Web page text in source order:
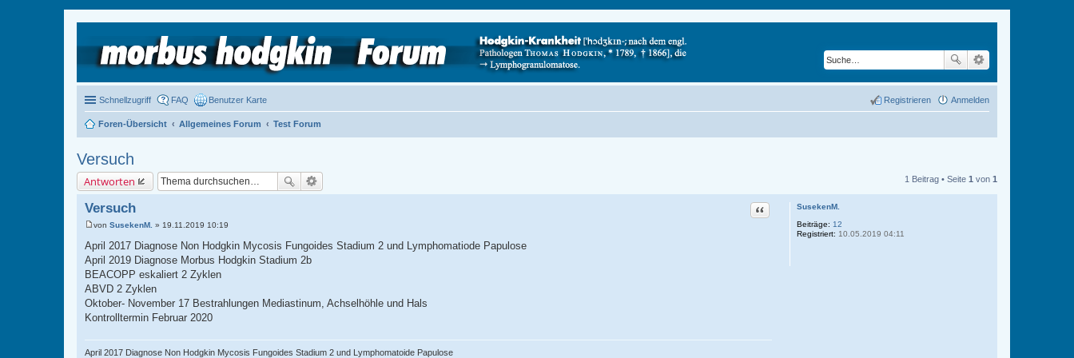
Schnellzugriff FAQ Benutzer Karte Anmelden
Registrieren
Foren-Übersicht Allgemeines Forum Test Forum
Versuch
Antworten 1 Beitrag • Seite 1 von 1
SusekenM.
Beiträge: 12
Registriert: 10.05.2019 04:11
Versuch Zitat
i
t
r
a
g
von SusekenM. » 19.11.2019 10:19
April 2017 Diagnose Non Hodgkin Mycosis Fungoides Stadium 2 und Lymphomatiode Papulose
April 2019 Diagnose Morbus Hodgkin Stadium 2b
BEACOPP eskaliert 2 Zyklen
ABVD 2 Zyklen
Oktober- November 17 Bestrahlungen Mediastinum, Achselhöhle und Hals
Kontrolltermin Februar 2020
April 2017 Diagnose Non Hodgkin Mycosis Fungoides Stadium 2 und Lymphomatoide Papulose